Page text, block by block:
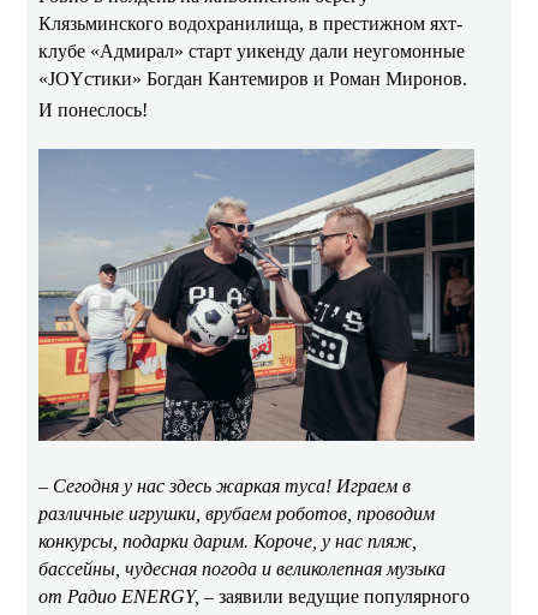
Клязьминского водохранилища, в престижном яхт-
клубе «Адмирал» старт уикенду дали неугомонные
«JOYстики» Богдан Кантемиров и Роман Миронов.
И понеслось!
– Сегодня у нас здесь жаркая туса! Играем в
различные игрушки, врубаем роботов, проводим
конкурсы, подарки дарим. Короче, у нас пляж,
бассейны, чудесная погода и великолепная музыка
от Радио ENERGY,– заявили ведущие популярного